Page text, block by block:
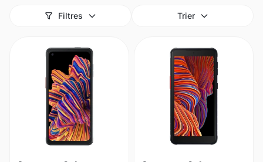
Filtres Trier